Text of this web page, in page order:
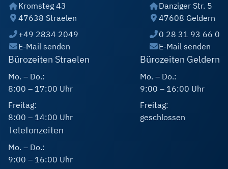
Kromsteg 43
47638 Straelen
+49 2834 2049
E-Mail senden
Danziger Str. 5
47608 Geldern
0 28 31 93 66 0
E-Mail senden
Bürozeiten Straelen
Mo. – Do.:
8:00 – 17:00 Uhr
Freitag:
8:00 – 14:00 Uhr
Bürozeiten Geldern
Mo. – Do.:
9:00 – 16:00 Uhr
Freitag:
geschlossen
Telefonzeiten
Mo. – Do.:
9:00 – 16:00 Uhr